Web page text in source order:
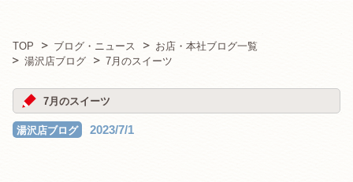
TOP ブログ・ニュース
お店・本社ブログ一覧
湯沢店ブログ
7月のスイーツ
7月のスイーツ
湯沢店ブログ 2023/7/1